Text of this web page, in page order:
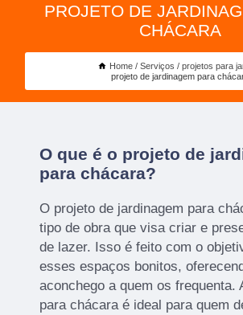
PROJETO DE
CHÁCARA
Home Serviços
projetos para
projeto de jardinagem para
O que é o projeto de
para chácara?
O projeto de jardinagem para
tipo de obra que visa criar e
de lazer. Isso é feito com o
esses espaços bonitos,
aconchego a quem os frequenta.
para chácara é ideal para quem